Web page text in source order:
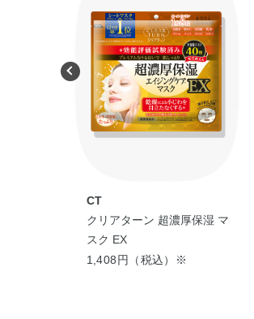
CT
クリアターン 超濃厚保湿 マ
スク EX
1,408円（税込）※